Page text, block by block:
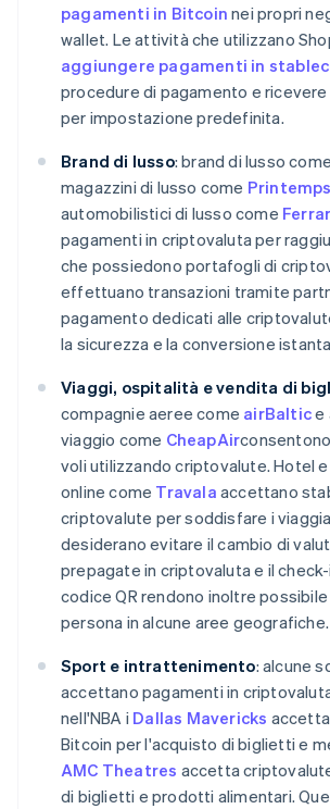
pagamenti in Bitcoin nei propri
wallet. Le attività che utilizzano
aggiungere pagamenti in
procedure di pagamento e ricevere
per impostazione predefinita.
Brand di lusso: brand di lusso come
magazzini di lusso come Printemps
automobilistici di lusso come
pagamenti in criptovaluta per
che possiedono portafogli di
effettuano transazioni tramite
pagamento dedicati alle
la sicurezza e la conversione
Viaggi, ospitalità e vendita di
compagnie aeree come airBaltice
viaggio come CheapAir
voli utilizzando criptovalute. Hotel
online come Travala accettano
criptovalute per soddisfare i
desiderano evitare il cambio di
prepagate in criptovaluta e il
codice QR rendono inoltre
persona in alcune aree geografiche.
Sport e intrattenimento: alcune
accettano pagamenti in
nell'NBA i Dallas Mavericks
Bitcoin per l'acquisto di biglietti e
AMC Theatres accetta
di biglietti e prodotti alimentari.